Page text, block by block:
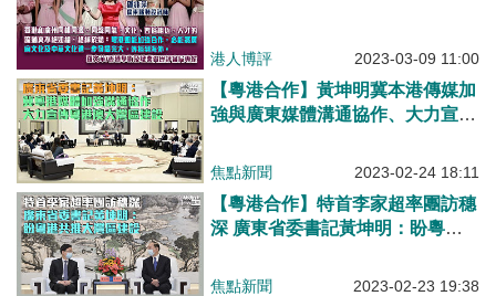
港人博評 2023-03-09 11:00
【粵港合作】黃坤明冀本港傳媒加
強與廣東媒體溝通協作、大力宣傳
焦點新聞 2023-02-24 18:11
【粵港合作】特首李家超率團訪穗
深 廣東省委書記黃坤明：盼粵港
焦點新聞 2023-02-23 19:38